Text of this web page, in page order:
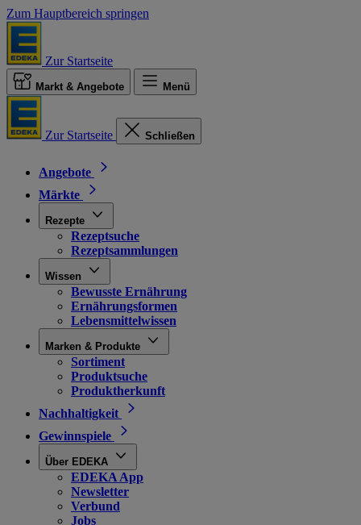
Zum Hauptbereich springen
Zur Startseite
Markt & Angebote Menü
Zur Startseite Schließen
Angebote
Märkte
Rezepte
Rezeptsuche
Rezeptsammlungen
Wissen
Bewusste Ernährung
Ernährungsformen
Lebensmittelwissen
Marken & Produkte
Sortiment
Produktsuche
Produktherkunft
Nachhaltigkeit
Gewinnspiele
Über EDEKA
EDEKA App
Newsletter
Verbund
Jobs